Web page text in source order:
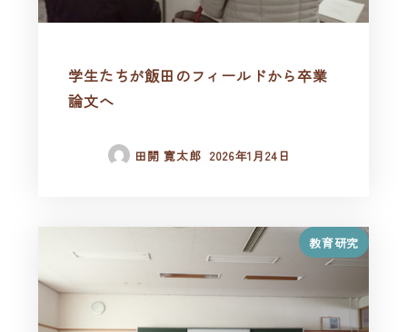
学生たちが飯田のフィールドから卒業
論文へ
田開 寛太郎 2026年1月24日
教育研究